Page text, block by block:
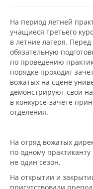
На период летней
учащиеся третьего
в летние лагеря.
обязательную
по проведению
порядке проходит
вожатых на сцене
демонстрируют свои
в конкурсе-зачете
отделения.
На отряд вожатых
по одному
не один сезон.
На открытии и
присутствовали